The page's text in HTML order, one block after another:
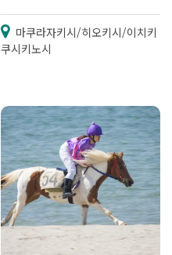
마쿠라자키시/히오키시/이치키
쿠시키노시